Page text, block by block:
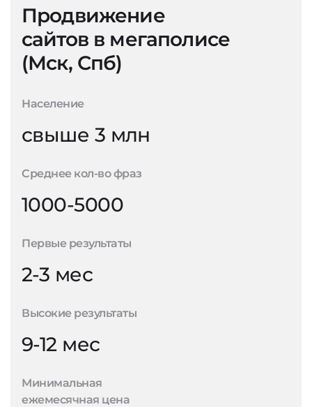
Продвижение
сайтов в мегаполисе
(Мск, Спб)
Население
свыше 3 млн
Среднее кол-во фраз
1000-5000
Первые результаты
2-3 мес
Высокие результаты
9-12 мес
Минимальная
ежемесячная цена